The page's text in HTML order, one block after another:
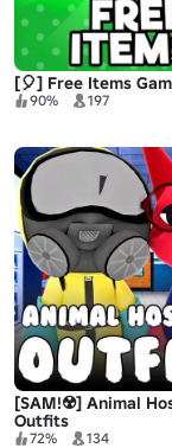
[🎈] Free Items
90% 197
[SAM!☢️] Animal
Outfits
72% 134